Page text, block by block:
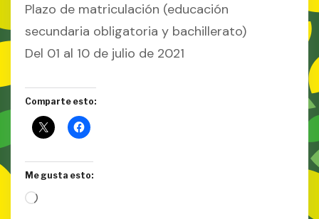
Plazo de matriculación (educación
secundaria obligatoria y bachillerato)
Del 01 al 10 de julio de 2021
Comparte esto:
Me gusta esto:
C